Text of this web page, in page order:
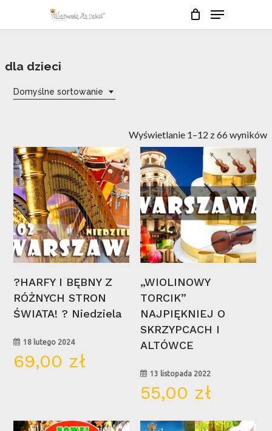
Menu
Cart Close
dla dzieci
Domyślne sortowanie
Wyświetlanie 1–12 z 66 wyników
18
lut
?HARFY I BĘBNY Z
RÓŻNYCH STRON
ŚWIATA! ? Niedziela
18 lutego 2024
69,00 zł
13
lis
„WIOLINOWY
TORCIK”
NAJPIĘKNIEJ O
SKRZYPCACH I
ALTÓWCE
13 listopada 2022
55,00 zł